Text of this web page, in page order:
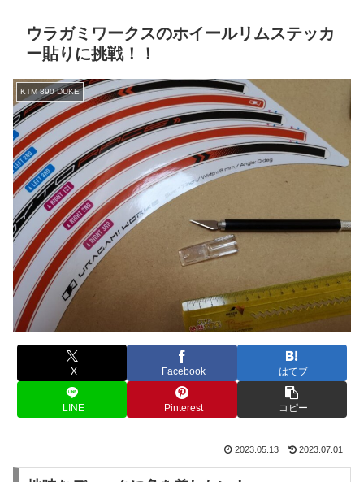
ウラガミワークスのホイールリムステッカ
ー貼りに挑戦！！
KTM 890 DUKE
X Facebook はてブ
LINE Pinterest コピー
2023.05.13 2023.07.01